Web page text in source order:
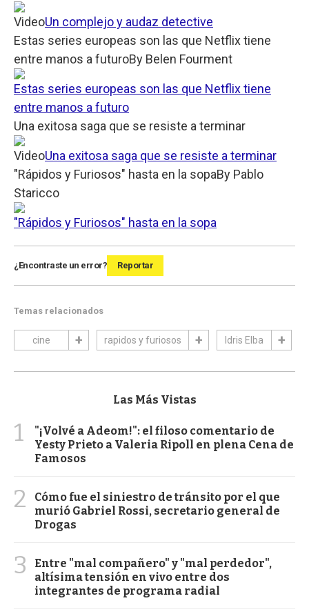
VideoUn complejo y audaz detective
Estas series europeas son las que Netflix tiene
entre manos a futuroBy Belen Fourment
Estas series europeas son las que Netflix tiene
entre manos a futuro
Una exitosa saga que se resiste a terminar
VideoUna exitosa saga que se resiste a terminar
"Rápidos y Furiosos" hasta en la sopaBy Pablo
Staricco
"Rápidos y Furiosos" hasta en la sopa
¿Encontraste un error? Reportar
Temas relacionados
cine rapidos y furiosos Idris Elba
Las Más Vistas
1
"¡Volvé a Adeom!": el filoso comentario de
Yesty Prieto a Valeria Ripoll en plena Cena de
Famosos
2
Cómo fue el siniestro de tránsito por el que
murió Gabriel Rossi, secretario general de
Drogas
3
Entre "mal compañero" y "mal perdedor",
altísima tensión en vivo entre dos
integrantes de programa radial